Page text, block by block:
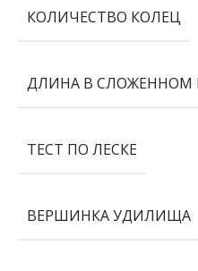
КОЛИЧЕСТВО КОЛЕЦ
ДЛИНА В СЛОЖЕННОМ
ТЕСТ ПО ЛЕСКЕ
ВЕРШИНКА УДИЛИЩА